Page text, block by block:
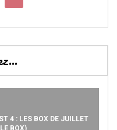
4 : LES BOX DE JUILLET